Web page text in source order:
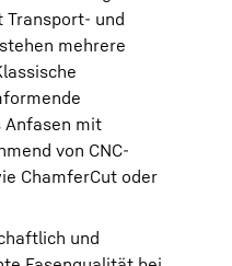
Transport- und
mehrere
Anfasen mit
von CNC-
ChamferCut oder
und